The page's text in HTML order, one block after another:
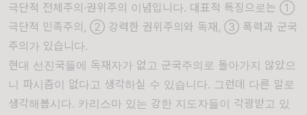
극단적 전체주의·권위주의 이념입니다. 대표적 특징으로는 ①
극단적 민족주의, ② 강력한 권위주의와 독재, ③ 폭력과 군국
주의가 있습니다.
현대 선진국들에 독재자가 없고 군국주의로 돌아가지 않았으
니 파시즘이 없다고 생각하실 수 있습니다. 그런데 다른 말로
생각해봅시다. 카리스마 있는 강한 지도자들이 각광받고 있